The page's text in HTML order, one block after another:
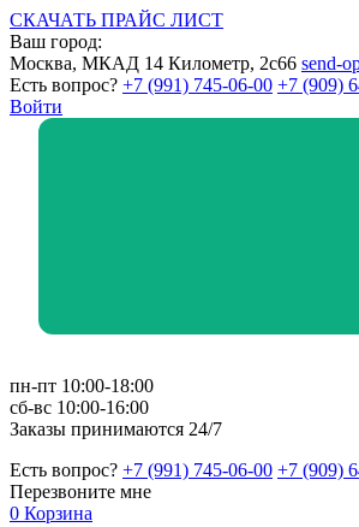
СКАЧАТЬ ПРАЙС ЛИСТ
Ваш город:
Москва, МКАД 14 Километр, 2с66 send-
Есть вопрос? +7 (991) 745-06-00 +7 (909)
Войти
пн-пт 10:00-18:00
сб-вс 10:00-16:00
Заказы принимаются 24/7
Есть вопрос? +7 (991) 745-06-00 +7 (909)
Перезвоните мне
0 Корзина